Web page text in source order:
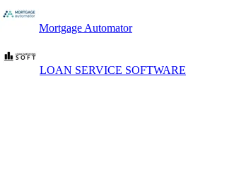
Mortgage Automator
LOAN SERVICE SOFTWARE